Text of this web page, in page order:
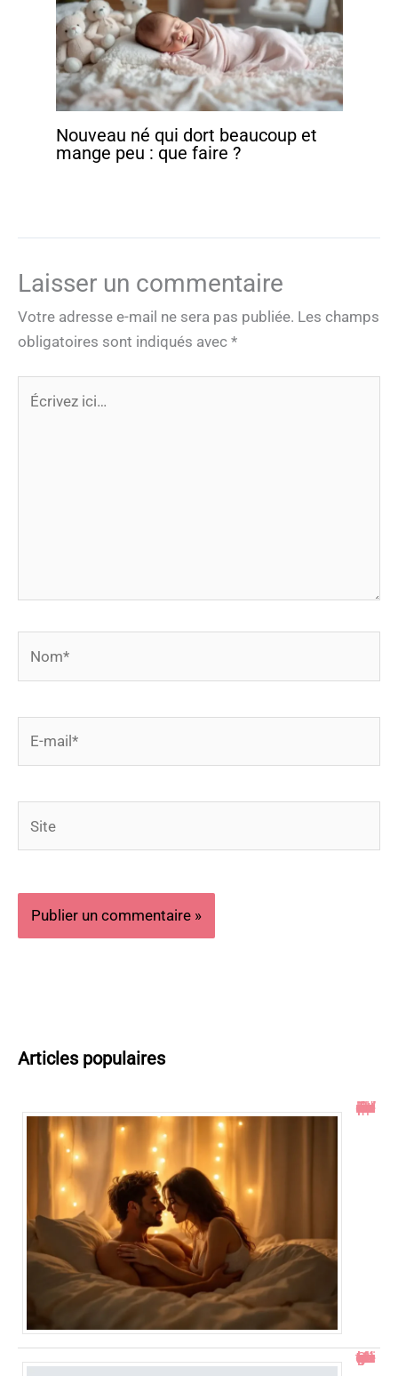
Nouveau né qui dort beaucoup et
mange peu : que faire ?
Laisser un commentaire
Votre adresse e-mail ne sera pas publiée. Les champs
obligatoires sont indiqués avec *
Articles populaires
Toucher le col de l’utérus pendant un rapport : ce qu’il faut savoir
Comment gérer un bébé qui se retourne pendant le change ?